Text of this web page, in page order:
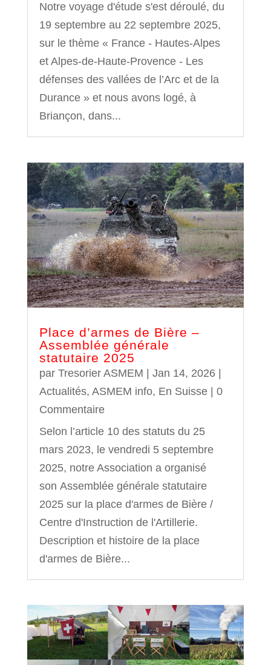
Notre voyage d'étude s'est déroulé, du
19 septembre au 22 septembre 2025,
sur le thème « France - Hautes-Alpes
et Alpes-de-Haute-Provence - Les
défenses des vallées de l’Arc et de la
Durance » et nous avons logé, à
Briançon, dans...
Place d’armes de Bière –
Assemblée générale
statutaire 2025
par Tresorier ASMEM | Jan 14, 2026|
Actualités, ASMEM info, En Suisse| 0
Commentaire
Selon l’article 10 des statuts du 25
mars 2023, le vendredi 5 septembre
2025, notre Association a organisé
son Assemblée générale statutaire
2025 sur la place d'armes de Bière /
Centre d'Instruction de l'Artillerie.
Description et histoire de la place
d'armes de Bière...